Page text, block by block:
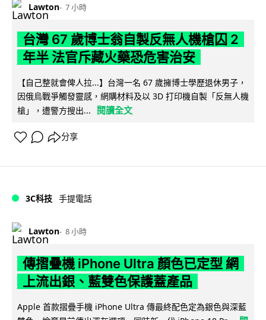
Lawton 7 小時
台灣 67 歲博士翁自製反無人機槍囚 2
年半 法官斥藏火藥恐危害治安
【自己整就會俾人拉...】台灣一名 67 歲擁博士學歷退休男子，
因俄烏戰爭觸發靈感，網購材料及以 3D 打印機自製「反無人機
槍」，遭警方搜出...
閱讀全文
分享
3C科技 手提電話
Lawton 8 小時
傳摺疊機 iPhone Ultra 顏色已定型 網
上流出銀、藍雙色保護蓋產品
Apple 首款摺疊手機 iPhone Ultra 傳最終配色定為銀色與深藍